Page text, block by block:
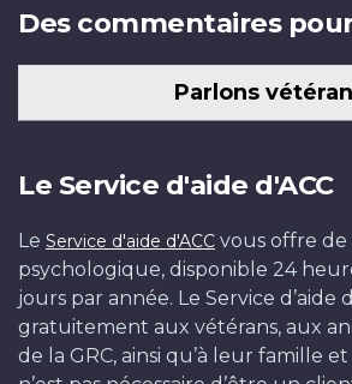
Des commentaires pour
Parlons
Le Service d'aide d'ACC
Le Service d'aide d'ACC vous offre de
psychologique, disponible 24
jours par année. Le Service d’aide
gratuitement aux vétérans, aux
de la GRC, ainsi qu’à leur famille et